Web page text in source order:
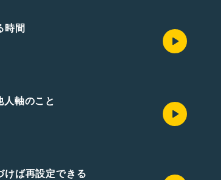
間
軸のこと
ば再設定できる